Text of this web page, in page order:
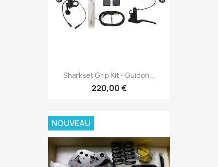
Sharkset Grip Kit - Guidon...
220,00 €
NOUVEAU